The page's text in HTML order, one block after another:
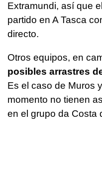
Extramundi, así que
partido en A Tasca
directo.
Otros equipos, en
posibles arrastres
Es el caso de Muros
momento no tienen
en el grupo da Costa